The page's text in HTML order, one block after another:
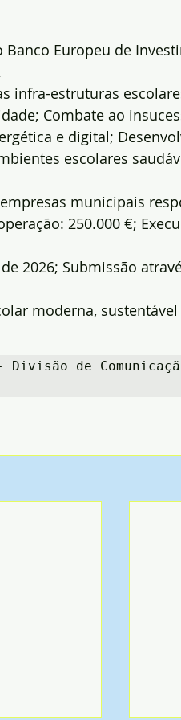
Europeu de
infra-estruturas
Combate ao
e digital;
escolares
municipais
250.000 €;
2026; Submissão
moderna,
de